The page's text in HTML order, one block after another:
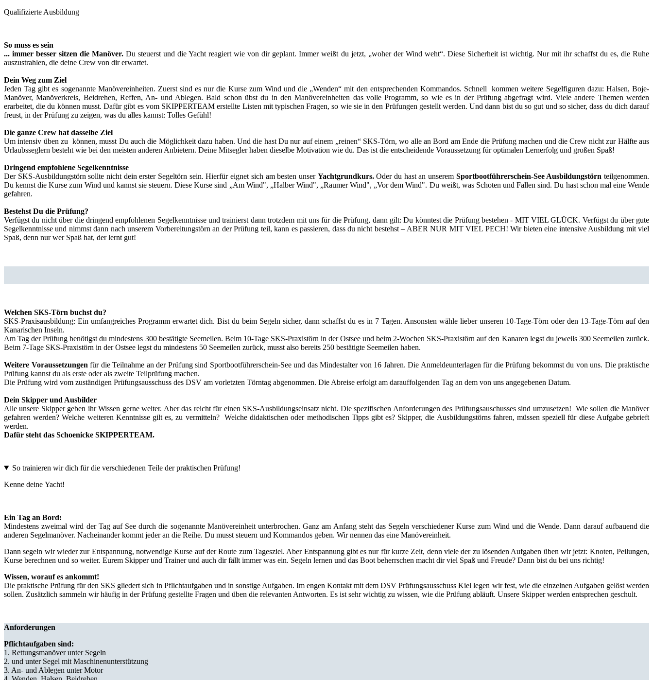
Qualifizierte Ausbildung
So muss es sein
... immer besser sitzen die Manöver. Du steuerst und die Yacht reagiert wie von dir geplant. Immer weißt du jetzt, „woher der Wind weht“. Diese Sicherheit ist wichtig. Nur mit ihr schaffst du es, die Ruhe
auszustrahlen, die deine Crew von dir erwartet.
Dein Weg zum Ziel
Jeden Tag gibt es sogenannte Manövereinheiten. Zuerst sind es nur die Kurse zum Wind und die „Wenden“ mit den entsprechenden Kommandos. Schnell kommen weitere Segelfiguren dazu: Halsen, Boje-
Manöver, Manöverkreis, Beidrehen, Reffen, An- und Ablegen. Bald schon übst du in den Manövereinheiten das volle Programm, so wie es in der Prüfung abgefragt wird. Viele andere Themen werden
erarbeitet, die du können musst. Dafür gibt es vom SKIPPERTEAM erstellte Listen mit typischen Fragen, so wie sie in den Prüfungen gestellt werden. Und dann bist du so gut und so sicher, dass du dich darauf
freust, in der Prüfung zu zeigen, was du alles kannst: Tolles Gefühl!
Die ganze Crew hat dasselbe Ziel
Um intensiv üben zu können, musst Du auch die Möglichkeit dazu haben. Und die hast Du nur auf einem „reinen“ SKS-Törn, wo alle an Bord am Ende die Prüfung machen und die Crew nicht zur Hälfte aus
Urlaubsseglern besteht wie bei den meisten anderen Anbietern. Deine Mitsegler haben dieselbe Motivation wie du. Das ist die entscheidende Voraussetzung für optimalen Lernerfolg und großen Spaß!
Dringend empfohlene Segelkenntnisse
Der SKS-Ausbildungstörn sollte nicht dein erster Segeltörn sein. Hierfür eignet sich am besten unser Yachtgrundkurs.Oder du hast an unserem Sportbootführerschein-See Ausbildungstörn teilgenommen.
Du kennst die Kurse zum Wind und kannst sie steuern. Diese Kurse sind „Am Wind", „Halber Wind", „Raumer Wind", „Vor dem Wind". Du weißt, was Schoten und Fallen sind. Du hast schon mal eine Wende
gefahren.
Bestehst Du die Prüfung?
Verfügst du nicht über die dringend empfohlenen Segelkenntnisse und trainierst dann trotzdem mit uns für die Prüfung, dann gilt: Du könntest die Prüfung bestehen - MIT VIEL GLÜCK. Verfügst du über gute
Segelkenntnisse und nimmst dann nach unserem Vorbereitungstörn an der Prüfung teil, kann es passieren, dass du nicht bestehst – ABER NUR MIT VIEL PECH! Wir bieten eine intensive Ausbildung mit viel
Spaß, denn nur wer Spaß hat, der lernt gut!
Welchen SKS-Törn buchst du?
SKS-Praxisausbildung: Ein umfangreiches Programm erwartet dich. Bist du beim Segeln sicher, dann schaffst du es in 7 Tagen. Ansonsten wähle lieber unseren 10-Tage-Törn oder den 13-Tage-Törn auf den
Kanarischen Inseln.
Am Tag der Prüfung benötigst du mindestens 300 bestätigte Seemeilen. Beim 10-Tage SKS-Praxistörn in der Ostsee und beim 2-Wochen SKS-Praxistörn auf den Kanaren legst du jeweils 300 Seemeilen zurück.
Beim 7-Tage SKS-Praxistörn in der Ostsee legst du mindestens 50 Seemeilen zurück, musst also bereits 250 bestätigte Seemeilen haben.
Weitere Voraussetzungen für die Teilnahme an der Prüfung sind Sportbootführerschein-See und das Mindestalter von 16 Jahren. Die Anmeldeunterlagen für die Prüfung bekommst du von uns. Die praktische
Prüfung kannst du als erste oder als zweite Teilprüfung machen.
Die Prüfung wird vom zuständigen Prüfungsausschuss des DSV am vorletzten Törntag abgenommen. Die Abreise erfolgt am darauffolgenden Tag an dem von uns angegebenen Datum.
Dein Skipper und Ausbilder
Alle unsere Skipper geben ihr Wissen gerne weiter. Aber das reicht für einen SKS-Ausbildungseinsatz nicht. Die spezifischen Anforderungen des Prüfungsauschusses sind umzusetzen! Wie sollen die Manöver
gefahren werden? Welche weiteren Kenntnisse gilt es, zu vermitteln? Welche didaktischen oder methodischen Tipps gibt es? Skipper, die Ausbildungstörns fahren, müssen speziell für diese Aufgabe gebrieft
werden.
Dafür steht das Schoenicke SKIPPERTEAM.
So trainieren wir dich für die verschiedenen Teile der praktischen Prüfung!
Kenne deine Yacht!
Ein Tag an Bord:
Mindestens zweimal wird der Tag auf See durch die sogenannte Manövereinheit unterbrochen. Ganz am Anfang steht das Segeln verschiedener Kurse zum Wind und die Wende. Dann darauf aufbauend die
anderen Segelmanöver. Nacheinander kommt jeder an die Reihe. Du musst steuern und Kommandos geben. Wir nennen das eine Manövereinheit.
Dann segeln wir wieder zur Entspannung, notwendige Kurse auf der Route zum Tagesziel. Aber Entspannung gibt es nur für kurze Zeit, denn viele der zu lösenden Aufgaben üben wir jetzt: Knoten, Peilungen,
Kurse berechnen und so weiter. Eurem Skipper und Trainer und auch dir fällt immer was ein. Segeln lernen und das Boot beherrschen macht dir viel Spaß und Freude? Dann bist du bei uns richtig!
Wissen, worauf es ankommt!
Die praktische Prüfung für den SKS gliedert sich in Pflichtaufgaben und in sonstige Aufgaben. Im engen Kontakt mit dem DSV Prüfungsausschuss Kiel legen wir fest, wie die einzelnen Aufgaben gelöst werden
sollen. Zusätzlich sammeln wir häufig in der Prüfung gestellte Fragen und üben die relevanten Antworten. Es ist sehr wichtig zu wissen, wie die Prüfung abläuft. Unsere Skipper werden entsprechen geschult.
Anforderungen
Pflichtaufgaben sind:
1. Rettungsmanöver unter Segeln
2. und unter Segel mit Maschinenunterstützung
3. An- und Ablegen unter Motor